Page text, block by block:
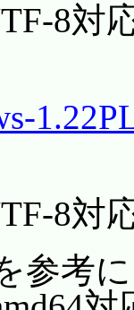
8対
8対
参考